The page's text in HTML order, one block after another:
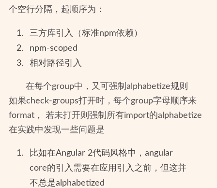
个空行分隔，起顺序为：
三方库引入（标准npm依赖）
npm-scoped
相对路径引入
在每个group中，又可强制alphabetize规则
如果check-groups打开时，每个group字母顺序来
format， 若未打开则强制所有import的alphabetize
在实践中发现一些问题是
比如在Angular 2代码风格中，angular
core的引入需要在应用引入之前，但这并
不总是alphabetized